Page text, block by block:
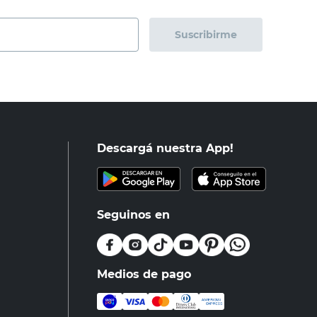
Suscribirme
Descargá nuestra App!
Seguinos en
Medios de pago